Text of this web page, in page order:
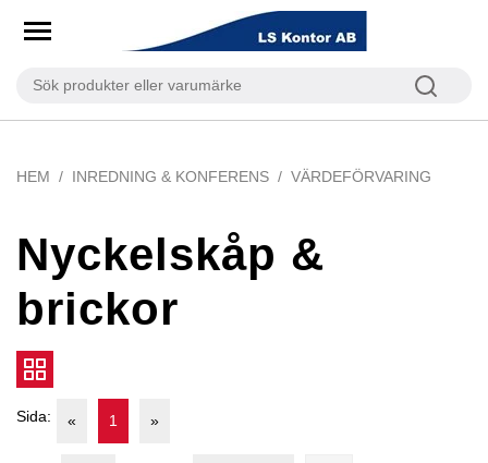
HEM INREDNING & KONFERENS VÄRDEFÖRVARING
Nyckelskåp &
brickor
Sida: « 1 »